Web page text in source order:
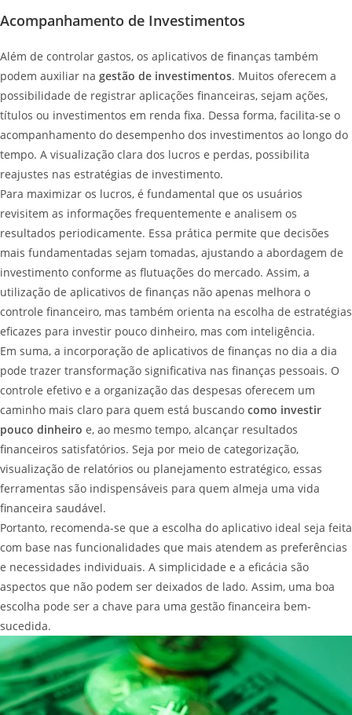
Acompanhamento de Investimentos
Além de controlar gastos, os aplicativos de finanças também
podem auxiliar na gestão de investimentos. Muitos oferecem a
possibilidade de registrar aplicações financeiras, sejam ações,
títulos ou investimentos em renda fixa. Dessa forma, facilita-se o
acompanhamento do desempenho dos investimentos ao longo do
tempo. A visualização clara dos lucros e perdas, possibilita
reajustes nas estratégias de investimento.
Para maximizar os lucros, é fundamental que os usuários
revisitem as informações frequentemente e analisem os
resultados periodicamente. Essa prática permite que decisões
mais fundamentadas sejam tomadas, ajustando a abordagem de
investimento conforme as flutuações do mercado. Assim, a
utilização de aplicativos de finanças não apenas melhora o
controle financeiro, mas também orienta na escolha de estratégias
eficazes para investir pouco dinheiro, mas com inteligência.
Em suma, a incorporação de aplicativos de finanças no dia a dia
pode trazer transformação significativa nas finanças pessoais. O
controle efetivo e a organização das despesas oferecem um
caminho mais claro para quem está buscando como investir
pouco dinheiro e, ao mesmo tempo, alcançar resultados
financeiros satisfatórios. Seja por meio de categorização,
visualização de relatórios ou planejamento estratégico, essas
ferramentas são indispensáveis para quem almeja uma vida
financeira saudável.
Portanto, recomenda-se que a escolha do aplicativo ideal seja feita
com base nas funcionalidades que mais atendem as preferências
e necessidades individuais. A simplicidade e a eficácia são
aspectos que não podem ser deixados de lado. Assim, uma boa
escolha pode ser a chave para uma gestão financeira bem-
sucedida.